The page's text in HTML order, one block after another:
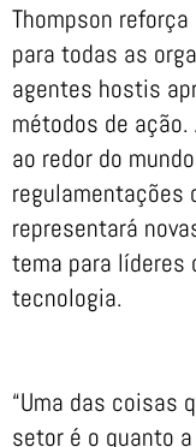
Thompson
para todas as
agentes hostis
métodos de
ao redor do
regulamentações
representará
tema para líderes
tecnologia.
“Uma das coisas
setor é o quanto